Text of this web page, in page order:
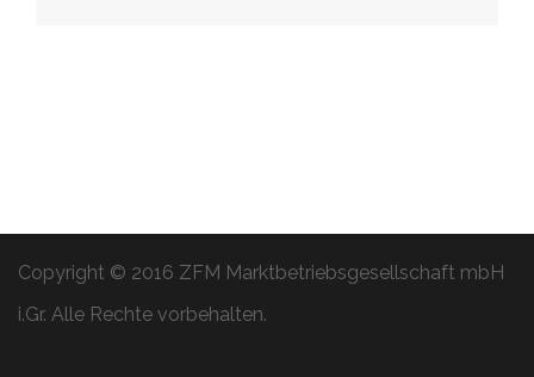
Copyright © 2016 ZFM Marktbetriebsgesellschaft mbH
i.Gr. Alle Rechte vorbehalten.